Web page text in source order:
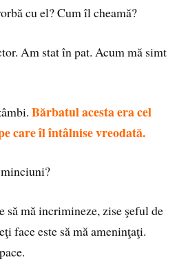
cu el? Cum îl cheamă?
Am stat în pat. Acum mă simt
Bărbatul acesta era cel
care îl întâlnise vreodată.
mă incrimineze, zise şeful de
face este să mă ameninţaţi.